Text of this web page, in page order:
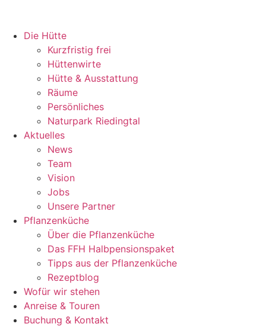
springenDie Hütte
Kurzfristig frei
Hüttenwirte
Hütte & Ausstattung
Räume
Persönliches
Naturpark Riedingtal
Aktuelles
News
Team
Vision
Jobs
Unsere Partner
Pflanzenküche
Über die Pflanzenküche
Das FFH Halbpensionspaket
Tipps aus der Pflanzenküche
Rezeptblog
Wofür wir stehen
Anreise & Touren
Buchung & Kontakt